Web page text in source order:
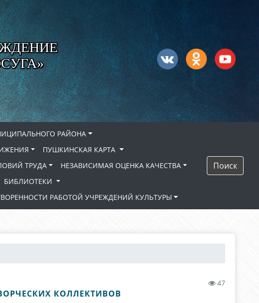
РАЙОНА
ПУШКИНСКАЯ КАРТА
ТРУДА
НЕЗАВИСИМАЯ ОЦЕНКА КАЧЕСТВА
БИБЛИОТЕКИ
РАБОТОЙ УЧРЕЖДЕНИЙ КУЛЬТУРЫ
Поиск
47
КОЛЛЕКТИВОВ